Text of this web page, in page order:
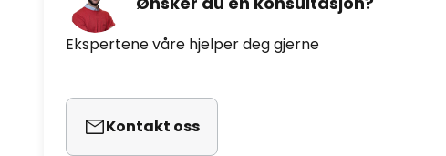
Ekspertene våre hjelper deg gjerne
Kontakt oss